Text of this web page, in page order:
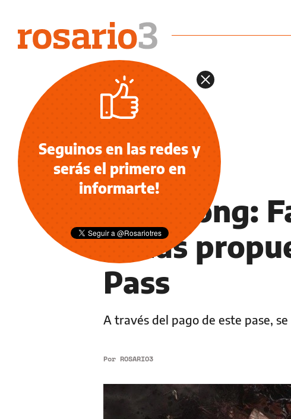
VIDEOJUEGOS
"Wo Long:
de las
Pass
A través del pago de este pase,
Por ROSARIO3
Seguinos en las redes y
serás el primero en
informarte!